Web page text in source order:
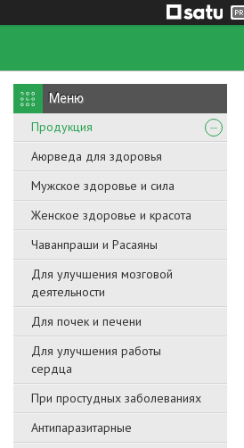
Продукция
Аюрведа для здоровья
Мужское здоровье и сила
Женское здоровье и красота
Чаванпраши и Расаяны
Для улучшения мозговой
деятельности
Для почек и печени
Для улучшения работы
сердца
При простудных заболеваниях
Антипаразитарные